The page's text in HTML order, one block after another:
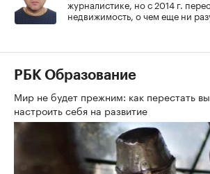
журналистике, но с 2014 г.
недвижимость, о чем еще ни
РБК Образование
Мир не будет прежним: как перестать
настроить себя на развитие